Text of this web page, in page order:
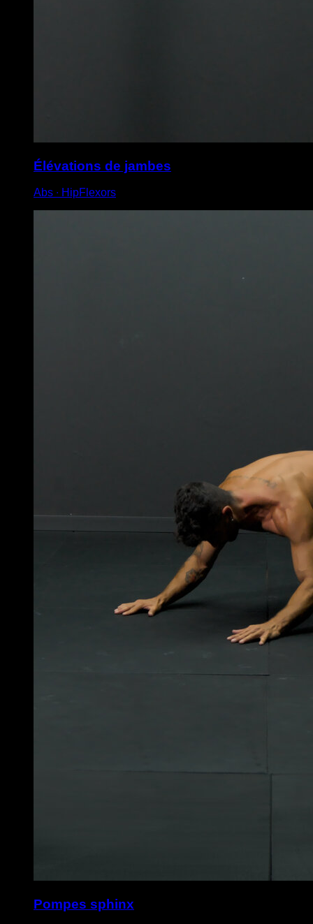
Élévations de jambes
Abs ∙ HipFlexors
Pompes sphinx